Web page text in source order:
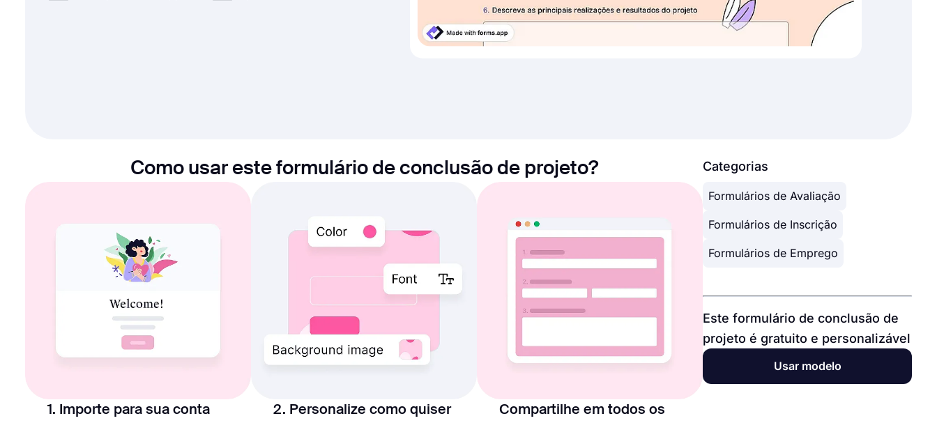
Como usar este formulário de conclusão de projeto?
1. Importe para sua conta 2. Personalize como quiser
Compartilhe em todos os
Categorias
Formulários de Avaliação
Formulários de Inscrição
Formulários de Emprego
Este formulário de conclusão de
projeto é gratuito e personalizável
Usar modelo